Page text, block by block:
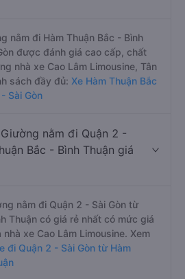
nằm đi Hàm Thuận Bắc - Bình
được đánh giá cao cấp, chất
nhà xe Cao Lâm Limousine, Tân
sách đầy đủ: Xe Hàm Thuận Bắc
Sài Gòn
nằm đi Quận 2 -
Bắc - Bình Thuận giá
nằm đi Quận 2 - Sài Gòn từ
Thuận có giá rẻ nhất có mức giá
xe Cao Lâm Limousine. Xem
đi Quận 2 - Sài Gòn từ Hàm